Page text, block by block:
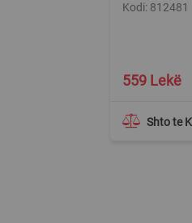
Kodi: 812481
Shto te
Special
Price
559 Lekë